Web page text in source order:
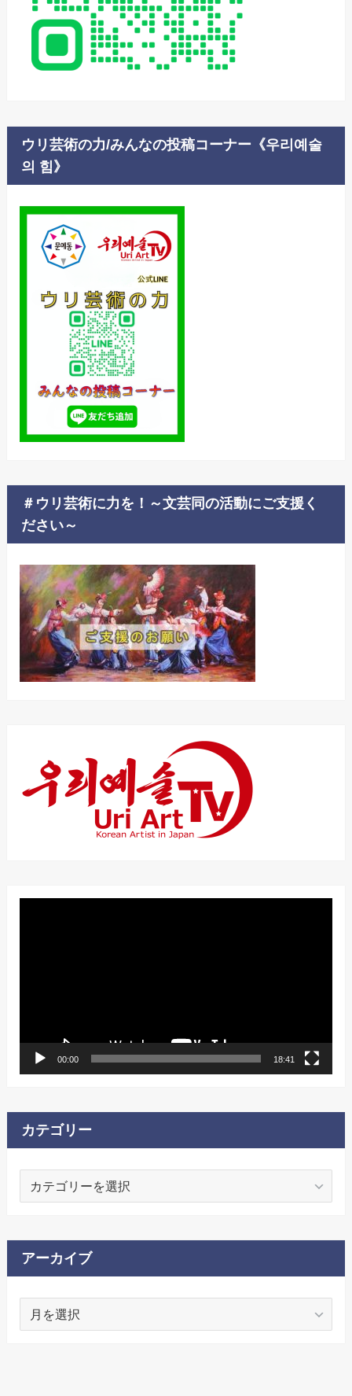
ウリ芸術の力/みんなの投稿コーナー《우리예술
의 힘》
＃ウリ芸術に力を！～文芸同の活動にご支援く
ださい～
00:00 18:41
カテゴリー
リ
ー
アーカイブ